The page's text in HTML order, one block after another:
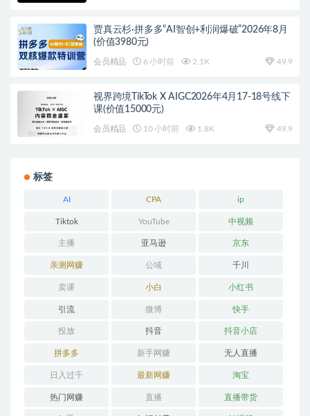
贾真云杉·拼多多“AI智创+利润爆破”2026年8月
(价值3980元)
会员精品 6 小时前 2.1K 49.9
视界跨境TikTok X AIGC2026年4月17-18号线下
课(价值15000元)
会员精品 10 小时前 1.8K 49.9
标签
AI CPA ip
Tiktok YouTube 中视频
主播 亚马逊 京东
亲测网赚 公域 千川
卖课 小白 小红书
引流 微博 快手
投放 抖音 抖音小店
拼多多 新手网赚 无人直播
日入过千 最新网赚 淘宝
热门网赚 直播 直播带货